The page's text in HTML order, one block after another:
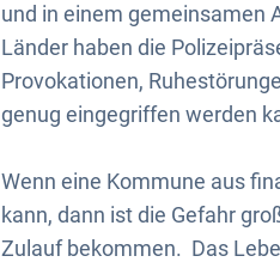
und in einem gemeinsamen
Länder haben die
Provokationen,
genug eingegriffen werden
Wenn eine Kommune aus
kann, dann ist die Gefahr
Zulauf bekommen. Das